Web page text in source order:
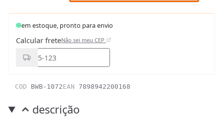
em estoque, pronto para envio
Calcular freteNão sei meu CEP
COD BWB-1072EAN 7898942200168
descrição